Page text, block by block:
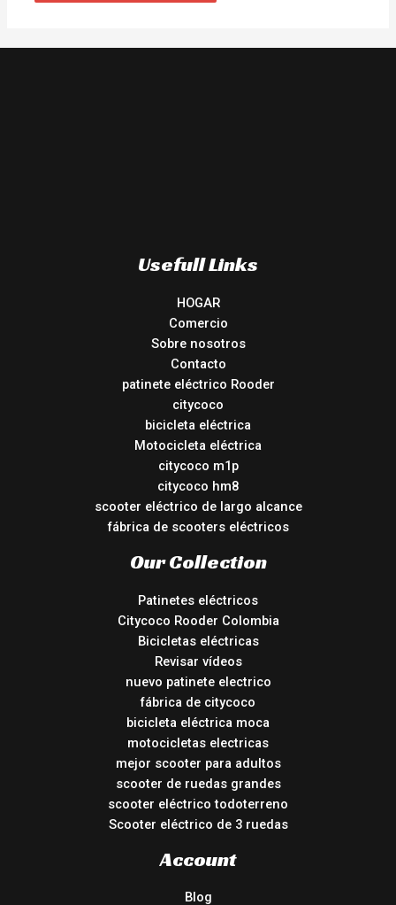
Usefull Links
HOGAR
Comercio
Sobre nosotros
Contacto
patinete eléctrico Rooder
citycoco
bicicleta eléctrica
Motocicleta eléctrica
citycoco m1p
citycoco hm8
scooter eléctrico de largo alcance
fábrica de scooters eléctricos
Our Collection
Patinetes eléctricos
Citycoco Rooder Colombia
Bicicletas eléctricas
Revisar vídeos
nuevo patinete electrico
fábrica de citycoco
bicicleta eléctrica moca
motocicletas electricas
mejor scooter para adultos
scooter de ruedas grandes
scooter eléctrico todoterreno
Scooter eléctrico de 3 ruedas
Account
Blog